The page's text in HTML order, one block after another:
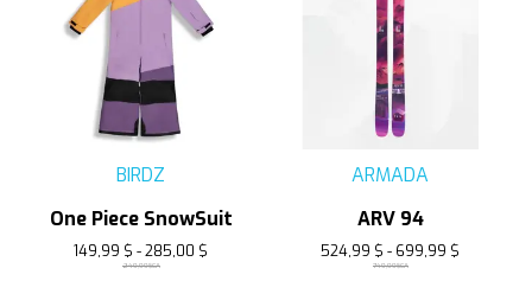
BIRDZ
One Piece SnowSuit
149,99 $ - 285,00 $
249,99$CA
ARMADA
ARV 94
524,99 $ - 699,99 $
749,99$CA